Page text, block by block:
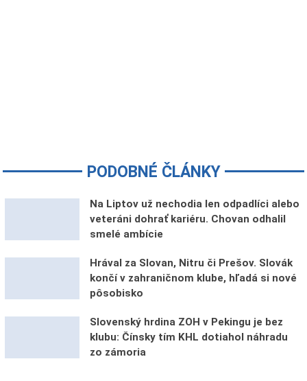
PODOBNÉ ČLÁNKY
Na Liptov už nechodia len odpadlíci alebo
veteráni dohrať kariéru. Chovan odhalil
smelé ambície
Hrával za Slovan, Nitru či Prešov. Slovák
končí v zahraničnom klube, hľadá si nové
pôsobisko
Slovenský hrdina ZOH v Pekingu je bez
klubu: Čínsky tím KHL dotiahol náhradu
zo zámoria